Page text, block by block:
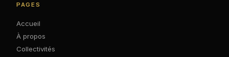
PAGES
Accueil
À propos
Collectivités